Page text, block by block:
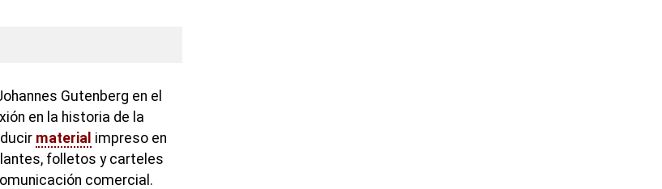
Gutenberg en el
en la historia de la
material impreso en
folletos y carteles
comercial.